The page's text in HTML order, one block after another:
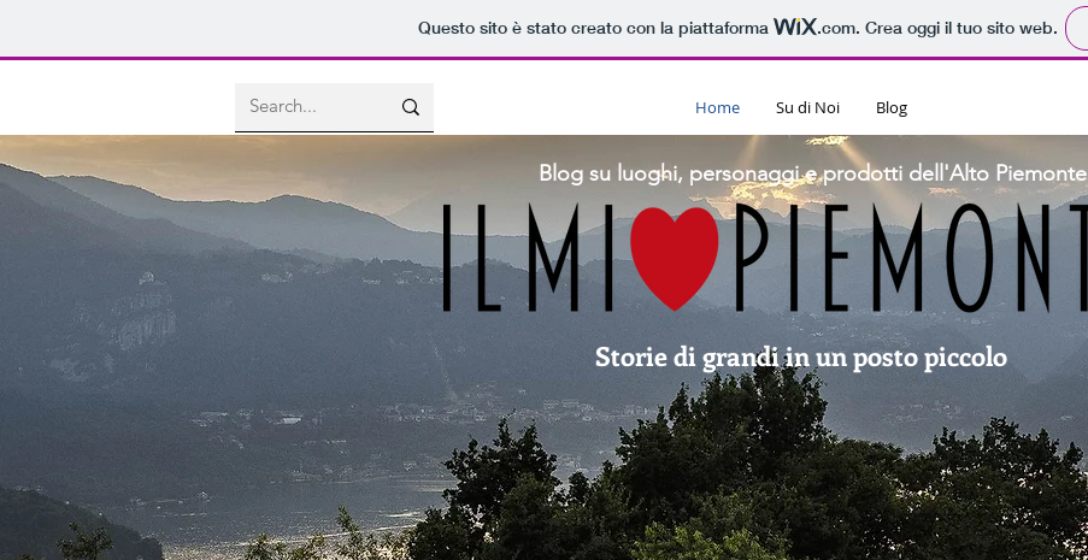
Questo sito è stato creato con la piattaforma .com. Crea oggi il tuo sito web.
Home Su di Noi Blog
Blog su luoghi, personaggi e prodotti dell'Alto Piemonte
Storie di grandi in un posto piccolo